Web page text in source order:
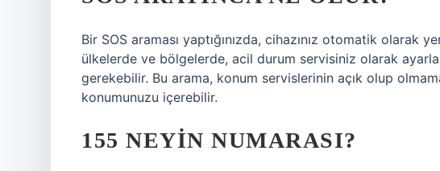
Bir SOS araması yaptığınızda, cihazınız otomatik olarak
ülkelerde ve bölgelerde, acil durum servisiniz olarak
gerekebilir. Bu arama, konum servislerinin açık olup
konumunuzu içerebilir.
155 NEYIN NUMARASI?